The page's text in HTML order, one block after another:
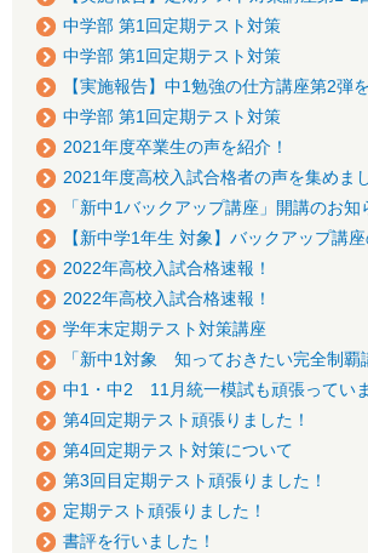
中学部 第1回定期テスト対策
中学部 第1回定期テスト対策
【実施報告】中1勉強の仕方講座第2弾
中学部 第1回定期テスト対策
2021年度卒業生の声を紹介！
2021年度高校入試合格者の声を集めま
「新中1バックアップ講座」開講のお知
【新中学1年生 対象】バックアップ講
2022年高校入試合格速報！
2022年高校入試合格速報！
学年末定期テスト対策講座
「新中1対象 知っておきたい完全制覇
中1・中2 11月統一模試も頑張ってい
第4回定期テスト頑張りました！
第4回定期テスト対策について
第3回目定期テスト頑張りました！
定期テスト頑張りました！
書評を行いました！